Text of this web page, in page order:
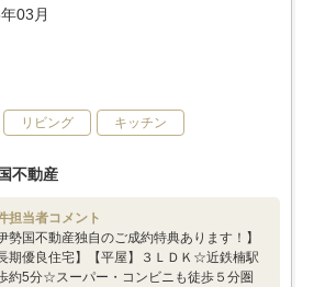
03月
リビング キッチン
不動産
担当者コメント
伊勢国不動産独自のご成約特典あります！】
長期優良住宅】【平屋】３ＬＤＫ☆近鉄楠駅
約5分☆スーパー・コンビニも徒歩５分圏